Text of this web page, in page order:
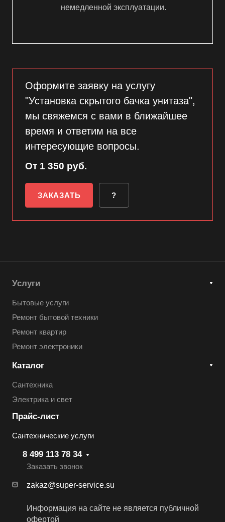
немедленной эксплуатации.
Оформите заявку на услугу
"Установка скрытого бачка унитаза",
мы свяжемся с вами в ближайшее
время и ответим на все
интересующие вопросы.
От 1 350 руб.
ЗАКАЗАТЬ ?
Услуги
Бытовые услуги
Ремонт бытовой техники
Ремонт квартир
Ремонт электроники
Каталог
Сантехника
Электрика и свет
Прайс-лист
Сантехнические услуги
8 499 113 78 34
Заказать звонок
zakaz@super-service.su
Информация на сайте не является публичной
офертой